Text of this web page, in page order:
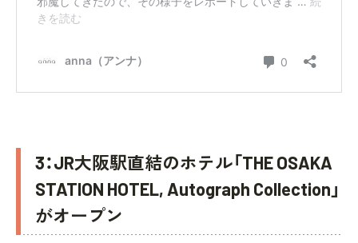
3：JR大阪駅直結のホテル「THE OSAKA
STATION HOTEL, Autograph Collection」
がオープン